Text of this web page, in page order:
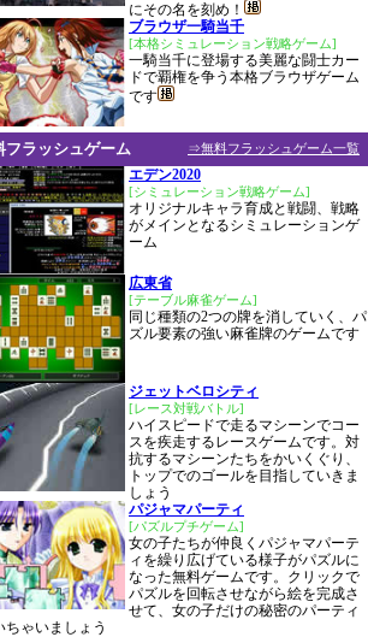
にその名を刻め！
ブラウザ一騎当千
[本格シミュレーション戦略ゲーム]
一騎当千に登場する美麗な闘士カー
ドで覇権を争う本格ブラウザゲーム
です
⇒無料フラッシュゲーム一覧
フラッシュゲーム
エデン2020
[シミュレーション戦略ゲーム]
オリジナルキャラ育成と戦闘、戦略
がメインとなるシミュレーションゲ
ーム
広東省
[テーブル麻雀ゲーム]
同じ種類の2つの牌を消していく、パ
ズル要素の強い麻雀牌のゲームです
ジェットベロシティ
[レース対戦バトル]
ハイスピードで走るマシーンでコー
スを疾走するレースゲームです。対
抗するマシーンたちをかいくぐり、
トップでのゴールを目指していきま
しょう
パジャマパーティ
[パズルプチゲーム]
女の子たちが仲良くパジャマパーテ
ィを繰り広げている様子がパズルに
なった無料ゲームです。クリックで
パズルを回転させながら絵を完成さ
せて、女の子だけの秘密のパーティ
ちゃいましょう